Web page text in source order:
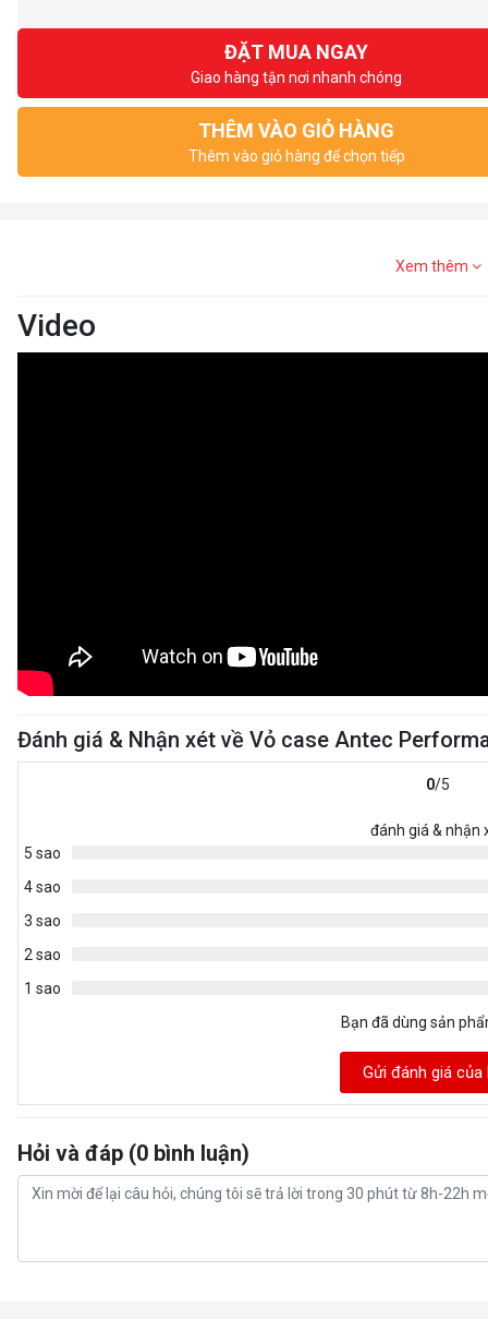
ĐẶT MUA NGAY
Giao hàng tận nơi nhanh chóng
THÊM VÀO GIỎ HÀNG
Thêm vào giỏ hàng để chọn tiếp
Xem thêm
Video
Đánh giá & Nhận xét về Vỏ case Antec
0/5
đánh giá & nhận
5 sao
4 sao
3 sao
2 sao
1 sao
Bạn đã dùng sản
Gửi đánh giá của
Hỏi và đáp (0 bình luận)